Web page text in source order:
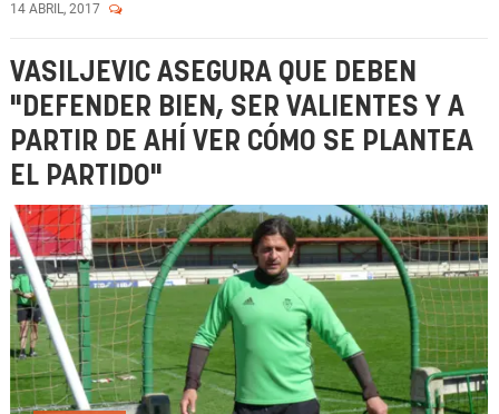
14 ABRIL, 2017
VASILJEVIC ASEGURA QUE DEBEN
"DEFENDER BIEN, SER VALIENTES Y A
PARTIR DE AHÍ VER CÓMO SE PLANTEA
EL PARTIDO"